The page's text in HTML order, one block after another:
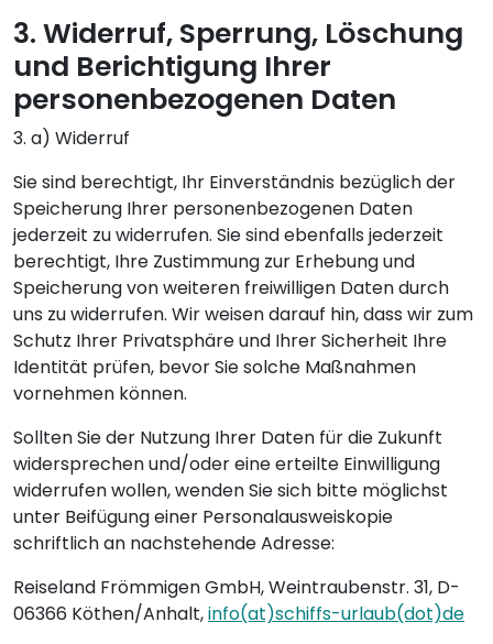
3. Widerruf, Sperrung, Löschung
und Berichtigung Ihrer
personenbezogenen Daten
3. a) Widerruf
Sie sind berechtigt, Ihr Einverständnis bezüglich der
Speicherung Ihrer personenbezogenen Daten
jederzeit zu widerrufen. Sie sind ebenfalls jederzeit
berechtigt, Ihre Zustimmung zur Erhebung und
Speicherung von weiteren freiwilligen Daten durch
uns zu widerrufen. Wir weisen darauf hin, dass wir zum
Schutz Ihrer Privatsphäre und Ihrer Sicherheit Ihre
Identität prüfen, bevor Sie solche Maßnahmen
vornehmen können.
Sollten Sie der Nutzung Ihrer Daten für die Zukunft
widersprechen und/oder eine erteilte Einwilligung
widerrufen wollen, wenden Sie sich bitte möglichst
unter Beifügung einer Personalausweiskopie
schriftlich an nachstehende Adresse:
Reiseland Frömmigen GmbH, Weintraubenstr. 31, D-
06366 Köthen/Anhalt,info(at)schiffs-urlaub(dot)de